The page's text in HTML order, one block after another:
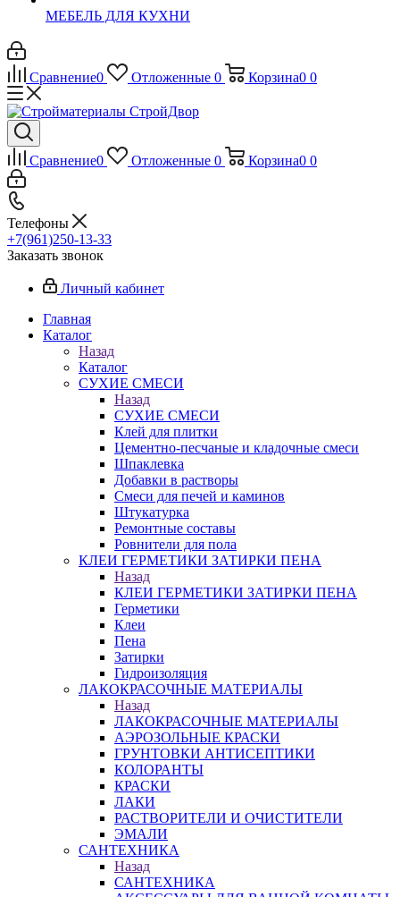
МЕБЕЛЬ ДЛЯ КУХНИ
Сравнение0 Отложенные 0 Корзина0 0
Сравнение0 Отложенные 0 Корзина0 0
Телефоны
+7(961)250-13-33
Заказать звонок
Личный кабинет
Главная
Каталог
Назад
Каталог
СУХИЕ СМЕСИ
Назад
СУХИЕ СМЕСИ
Клей для плитки
Цементно-песчаные и кладочные смеси
Шпаклевка
Добавки в растворы
Смеси для печей и каминов
Штукатурка
Ремонтные составы
Ровнители для пола
КЛЕИ ГЕРМЕТИКИ ЗАТИРКИ ПЕНА
Назад
КЛЕИ ГЕРМЕТИКИ ЗАТИРКИ ПЕНА
Герметики
Клеи
Пена
Затирки
Гидроизоляция
ЛАКОКРАСОЧНЫЕ МАТЕРИАЛЫ
Назад
ЛАКОКРАСОЧНЫЕ МАТЕРИАЛЫ
АЭРОЗОЛЬНЫЕ КРАСКИ
ГРУНТОВКИ АНТИСЕПТИКИ
КОЛОРАНТЫ
КРАСКИ
ЛАКИ
РАСТВОРИТЕЛИ И ОЧИСТИТЕЛИ
ЭМАЛИ
САНТЕХНИКА
Назад
САНТЕХНИКА